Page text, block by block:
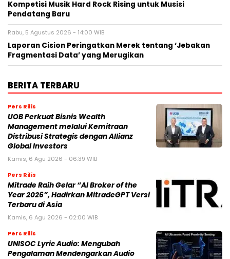
Kompetisi Musik Hard Rock Rising untuk Musisi
Pendatang Baru
Rabu, 5 Agustus 2026 - 14:00 WIB
Laporan Cision Peringatkan Merek tentang ‘Jebakan
Fragmentasi Data’ yang Merugikan
BERITA TERBARU
Pers Rilis
UOB Perkuat Bisnis Wealth
Management melalui Kemitraan
Distribusi Strategis dengan Allianz
Global Investors
Kamis, 6 Agu 2026 - 06:39 WIB
Pers Rilis
Mitrade Raih Gelar “AI Broker of the
Year 2026”, Hadirkan MitradeGPT Versi
Terbaru di Asia
Kamis, 6 Agu 2026 - 02:00 WIB
Pers Rilis
UNISOC Lyric Audio: Mengubah
Pengalaman Mendengarkan Audio